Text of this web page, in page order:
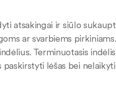
atsakingai ir siūlo
ar svarbiems
Terminuotasis
lėšas bei